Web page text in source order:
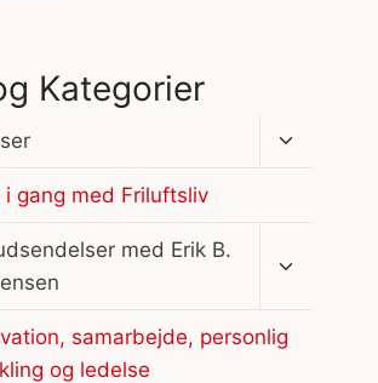
Kategorier
Skift
i gang med Friluftsliv
med Erik B.
samarbejde, personlig
og ledelse